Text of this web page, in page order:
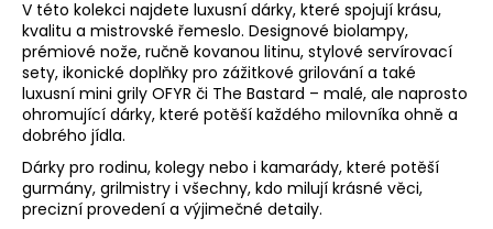
V této kolekci najdete luxusní dárky, které spojují krásu,
kvalitu a mistrovské řemeslo. Designové biolampy,
prémiové nože, ručně kovanou litinu, stylové servírovací
sety, ikonické doplňky pro zážitkové grilování a také
luxusní mini grily OFYR či The Bastard – malé, ale naprosto
ohromující dárky, které potěší každého milovníka ohně a
dobrého jídla.
Dárky pro rodinu, kolegy nebo i kamarády, které potěší
gurmány, grilmistry i všechny, kdo milují krásné věci,
precizní provedení a výjimečné detaily.
e
b
u
j
e
t
e
n